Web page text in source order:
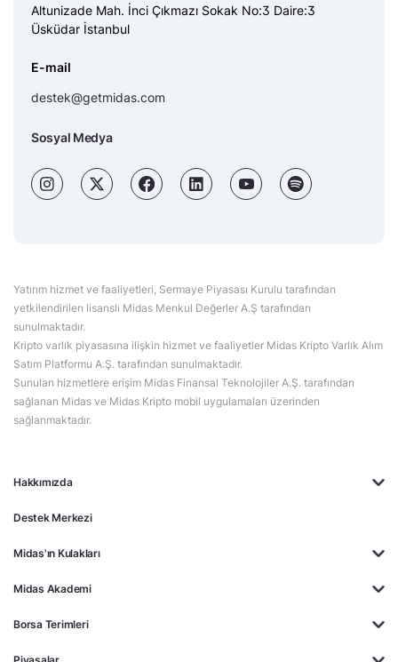
Hakkımızda
Destek Merkezi
Midas'ın Kulakları
Midas Akademi
Borsa Terimleri
Altunizade Mah. İnci Çıkmazı Sokak No:3 Daire:3
Üsküdar İstanbul
E-mail
destek@getmidas.com
Sosyal Medya
Yatırım hizmet ve faaliyetleri, Sermaye Piyasası Kurulu tarafından
yetkilendirilen lisanslı Midas Menkul Değerler A.Ş tarafından
sunulmaktadır.
Kripto varlık piyasasına ilişkin hizmet ve faaliyetler Midas Kripto Varlık Alım
Satım Platformu A.Ş. tarafından sunulmaktadır.
Sunulan hizmetlere erişim Midas Finansal Teknolojiler A.Ş. tarafından
sağlanan Midas ve Midas Kripto mobil uygulamaları üzerinden
sağlanmaktadır.